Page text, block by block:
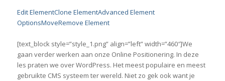
Edit ElementClone ElementAdvanced Element
OptionsMoveRemove Element
[text_block style=”style_1.png” align=”left” width=”460″]We
gaan verder werken aan onze Online Positionering. In deze
les praten we over WordPress. Het meest populaire en meest
gebruikte CMS systeem ter wereld. Niet zo gek ook want je